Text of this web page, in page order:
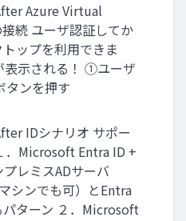
Azure Virtual
続 ユーザ認証してか
ップを利用できま
示される！ ①ユーザ
ンを押す
IDシナリオ サポー
．Microsoft Entra ID +
レミスADサーバ
シンでも可）とEntra
パターン ２．Microsoft